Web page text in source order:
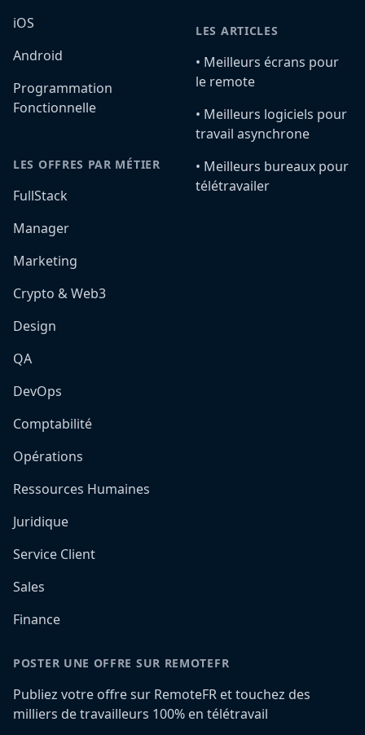
iOS
Android
Programmation
Fonctionnelle
LES OFFRES PAR MÉTIER
FullStack
Manager
Marketing
Crypto & Web3
Design
QA
DevOps
Comptabilité
Opérations
Ressources Humaines
Juridique
Service Client
Sales
Finance
LES ARTICLES
•️ Meilleurs écrans pour
le remote
•️ Meilleurs logiciels pour
travail asynchrone
•️ Meilleurs bureaux pour
télétravailer
POSTER UNE OFFRE SUR REMOTEFR
Publiez votre offre sur RemoteFR et touchez des
milliers de travailleurs 100% en télétravail